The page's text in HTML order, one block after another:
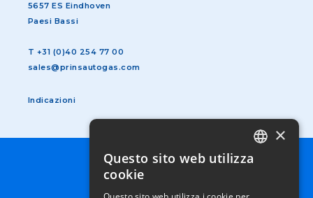
5657 ES Eindhoven
Paesi Bassi
T +31 (0)40 254 77 00
sales@prinsautogas.com
Indicazioni
TERMINI E CONDIZIONI
INFORMATIVA SULLA PRIVACY
COOKIES
×
Questo sito web utilizza
cookie